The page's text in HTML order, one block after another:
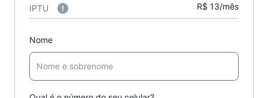
IPTU R$ 13/mês
Nome